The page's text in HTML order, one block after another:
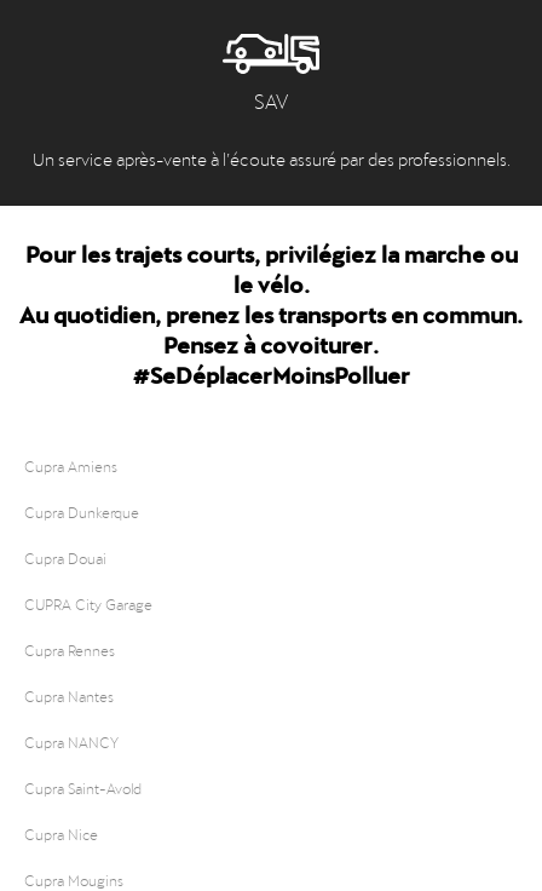
SAV
Un service après-vente à l’écoute assuré par des professionnels.
Pour les trajets courts, privilégiez la marche ou
le vélo.
Au quotidien, prenez les transports en commun.
Pensez à covoiturer.
#SeDéplacerMoinsPolluer
Cupra Amiens
Cupra Dunkerque
Cupra Douai
CUPRA City Garage
Cupra Rennes
Cupra Nantes
Cupra NANCY
Cupra Saint-Avold
Cupra Nice
Cupra Mougins